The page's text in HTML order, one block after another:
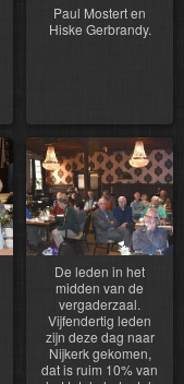
Paul Mostert en
Hiske Gerbrandy.
De leden in het
midden van de
vergaderzaal.
Vijfendertig leden
zijn deze dag naar
Nijkerk gekomen,
dat is ruim 10% van